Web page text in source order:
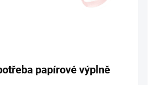
papírové výplně